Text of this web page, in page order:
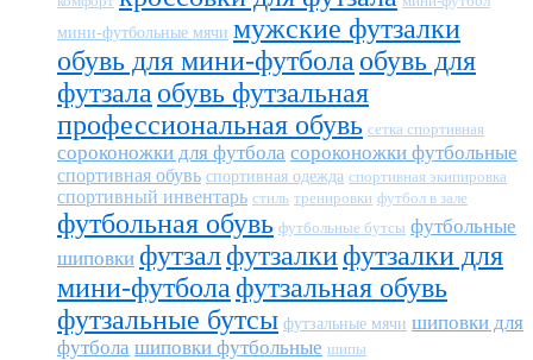
мини-футбольные мячи мужские футзалки
обувь для мини-футбола обувь для
футзала обувь футзальная
профессиональная обувь сетка спортивная
сороконожки для футбола сороконожки футбольные
спортивная обувь спортивная одежда спортивная экипировка
спортивный инвентарь стиль тренировки футбол в зале
футбольная обувь футбольные бутсы футбольные
шиповки футзалфутзалкифутзалки для
мини-футбола футзальная обувь
футзальные бутсы футзальные мячи шиповки для
футбола шиповки футбольные шипы